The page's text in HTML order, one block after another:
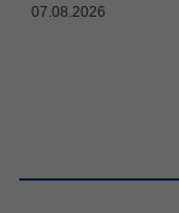
07.08.2026